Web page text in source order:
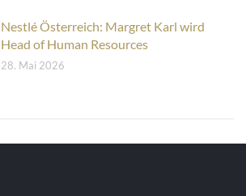
Nestlé Österreich: Margret Karl wird
Head of Human Resources
28. Mai 2026